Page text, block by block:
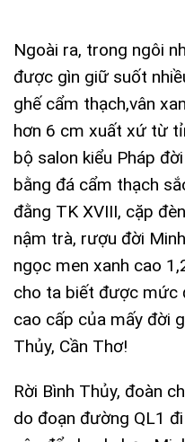
Ngoài ra, trong ngôi
được gìn giữ suốt
ghế cẩm thạch,vân
hơn 6 cm xuất xứ từ
bộ salon kiểu Pháp
bằng đá cẩm thạch
đằng TK XVIII, cặp
nậm trà, rượu đời
ngọc men xanh cao
cho ta biết được mức
cao cấp của mấy đời
Thủy, Cần Thơ!
Rời Bình Thủy, đoàn
do đoạn đường QL1